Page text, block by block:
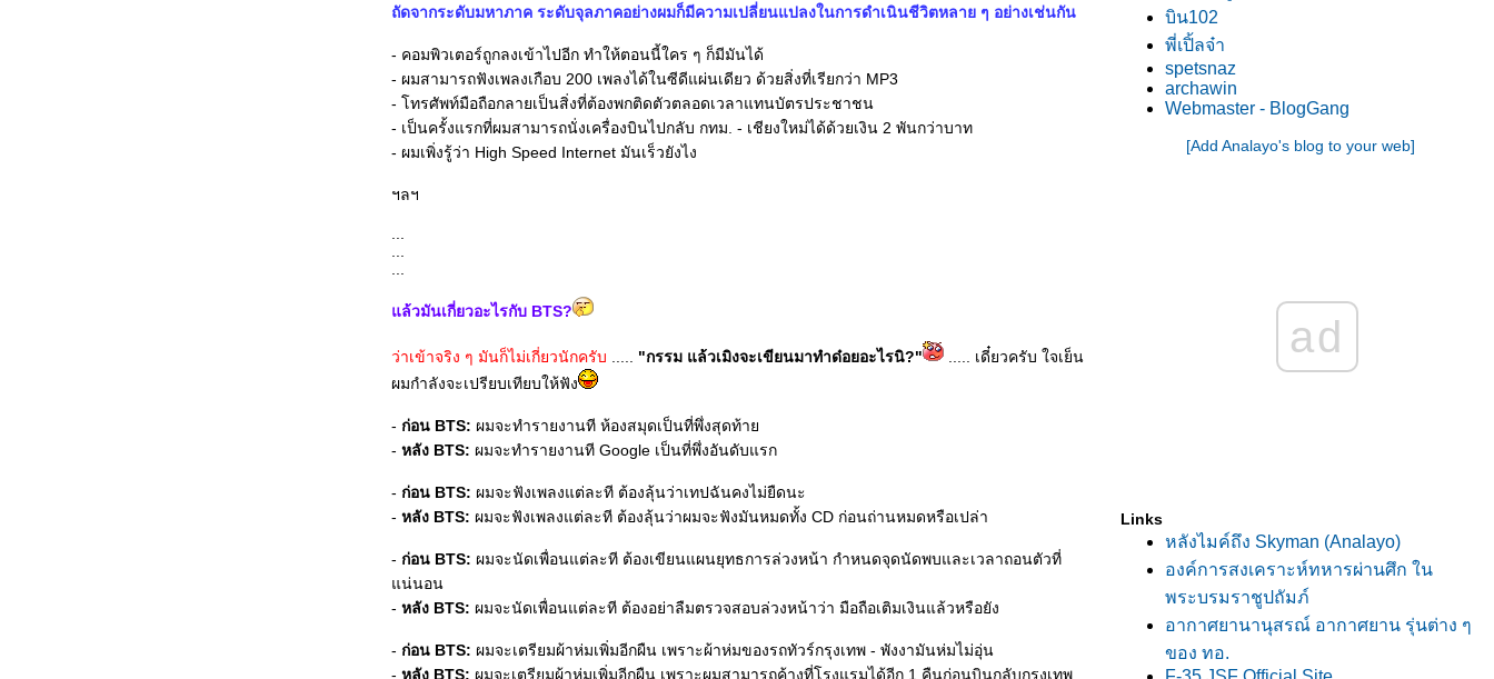
ถัดจากระดับมหาภาค ระดับจุลภาคอย่างผมก็มีความเปลี่ยนแปลงในการดำเนินชีวิตหลาย ๆ อย่างเช่นกัน
- คอมพิวเตอร์ถูกลงเข้าไปอีก ทำให้ตอนนี้ใคร ๆ ก็มีมันได้
- ผมสามารถฟังเพลงเกือบ 200 เพลงได้ในซีดีแผ่นเดียว ด้วยสิ่งที่เรียกว่า MP3
- โทรศัพท์มือถือกลายเป็นสิ่งที่ต้องพกติดตัวตลอดเวลาแทนบัตรประชาชน
- เป็นครั้งแรกที่ผมสามารถนั่งเครื่องบินไปกลับ กทม. - เชียงใหม่ได้ด้วยเงิน 2 พันกว่าบาท
- ผมเพิ่งรู้ว่า High Speed Internet มันเร็วยังไง
ฯลฯ
ล้วมันเกี่ยวอะไรกับ BTS?
ว่าเข้าจริง ๆ มันก็ไม่เกี่ยวนักครับ "กรรม แล้วเมิงจะเขียนมาทำด๋อยอะไรนิ?"
..... เดี๋ยวครับ ใจเย็น
ผมกำลังจะเปรียบเทียบให้ฟัง
- ก่อน BTS: ผมจะทำรายงานที ห้องสมุดเป็นที่พึ่งสุดท้า
- หลัง BTS: ผมจะทำรายงานที Google เป็นที่พึ่งอันดับแรก
- ก่อน BTS: ผมจะฟังเพลงแต่ละที ต้องลุ้นว่าเทปฉันคงไม่ยืดนะ
- หลัง BTS: ผมจะฟังเพลงแต่ละที ต้องลุ้นว่าผมจะฟังมันหมดทั้ง CD ก่อนถ่านหมดหรือเปล่า
- ก่อน BTS: ผมจะนัดเพื่อนแต่ละที ต้องเขียนแผนยุทธการล่วงหน้า กำหนดจุดนัดพบและเวลาถอนตัวที่
น่นอน
- หลัง BTS: ผมจะนัดเพื่อนแต่ละที ต้องอย่าลืมตรวจสอบล่วงหน้าว่า มือถือเติมเงินแล้วหรือยัง
- ก่อน BTS: ผมจะเตรียมผ้าห่มเพิ่มอีกผืน เพราะผ้าห่มของรถทัวร์กรุงเทพ - พังงามันห่มไม่อุ่น
- หลัง BTS: ผมจะเตรียมผ้าห่มเพิ่มอีกผืน เพราะผมสามารถค้างที่โรงแรมได้อีก 1 คืนก่อนบินกลับกรุงเทพ
บิน102
พี่เปิ้ลจ๋า
spetsnaz
archawin
Webmaster - BlogGang
[Add Analayo's blog to your web]
ad
Links
หลังไมค์ถึง Skyman (Analayo)
องค์การสงเคราะห์ทหารผ่านศึก ใน
พระบรมราชูปถัมภ์
อากาศยานานุสรณ์ อากาศยาน รุ่นต่าง ๆ
ของ ทอ.